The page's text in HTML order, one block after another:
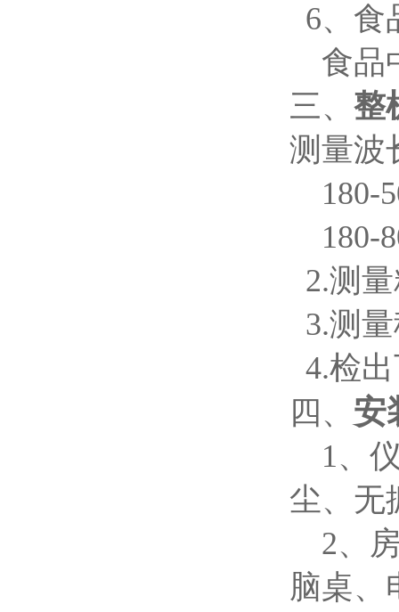
6、食
食品
三、 整
测量波
180-
180-
2.测
3.测
4.检
四 、 安
1、仪
尘、
2、房
脑桌